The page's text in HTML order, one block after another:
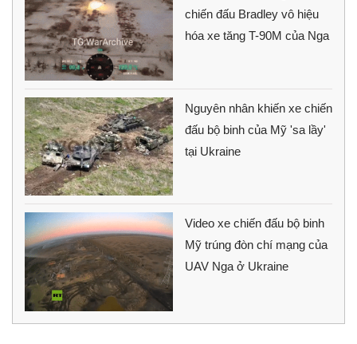
chiến đấu Bradley vô hiệu
hóa xe tăng T-90M của Nga
Nguyên nhân khiến xe chiến
đấu bộ binh của Mỹ 'sa lầy'
tại Ukraine
Video xe chiến đấu bộ binh
Mỹ trúng đòn chí mạng của
UAV Nga ở Ukraine